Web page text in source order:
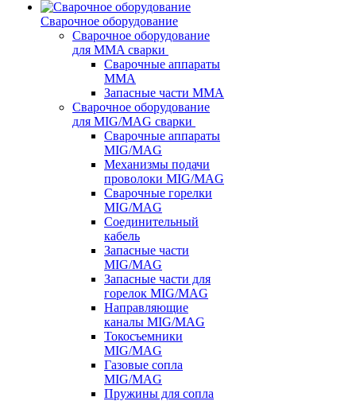
Сварочное оборудование
Сварочное оборудование
для MMA сварки
Сварочные аппараты
MMA
Запасные части MMA
Сварочное оборудование
для MIG/MAG сварки
Сварочные аппараты
MIG/MAG
Механизмы подачи
проволоки MIG/MAG
Сварочные горелки
MIG/MAG
Соединительный
кабель
Запасные части
MIG/MAG
Запасные части для
горелок MIG/MAG
Направляющие
каналы MIG/MAG
Токосъемники
MIG/MAG
Газовые сопла
MIG/MAG
Пружины для сопла